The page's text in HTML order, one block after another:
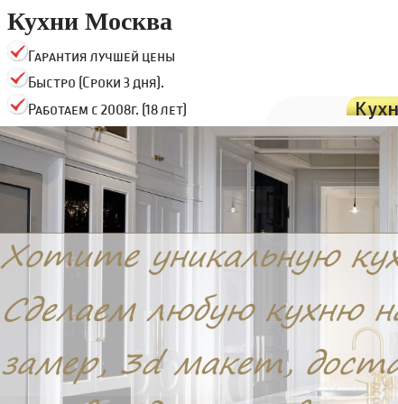
Кухни Москва
Гарантия лучшей цены
Быстро (Сроки 3 дня).
Работаем с 2008г. (18 лет)